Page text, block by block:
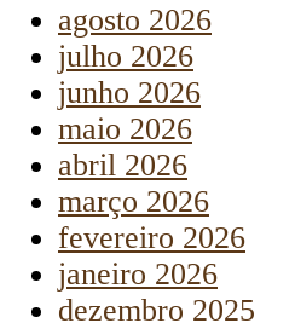
agosto 2026
julho 2026
junho 2026
maio 2026
abril 2026
março 2026
fevereiro 2026
janeiro 2026
dezembro 2025